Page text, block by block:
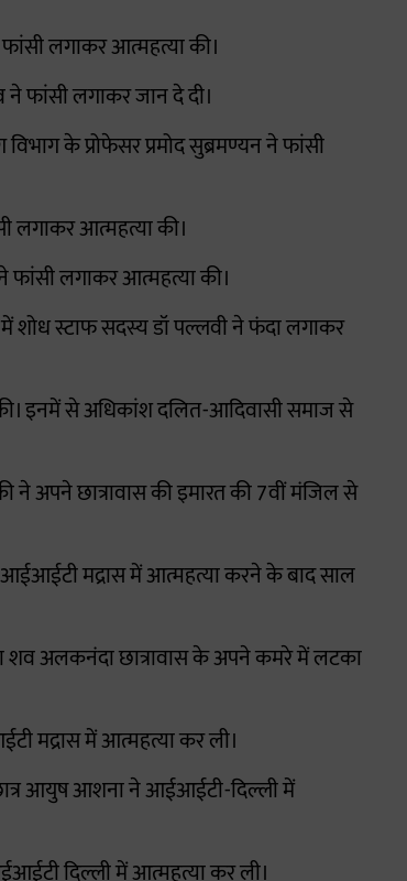
फांसी लगाकर आत्महत्या की।
ने फांसी लगाकर जान दे दी।
के प्रोफेसर प्रमोद सुब्रमण्यन ने फांसी
लगाकर आत्महत्या की।
ने फांसी लगाकर आत्महत्या की।
में शोध स्टाफ सदस्य डॉ पल्लवी ने फंदा लगाकर
इनमें से अधिकांश दलित-आदिवासी समाज से
ने अपने छात्रावास की इमारत की 7वीं मंजिल से
आईआईटी मद्रास में आत्महत्या करने के बाद साल
शव अलकनंदा छात्रावास के अपने कमरे में लटका
मद्रास में आत्महत्या कर ली।
आयुष आशना ने आईआईटी-दिल्ली में
दिल्ली में आत्महत्या कर ली।